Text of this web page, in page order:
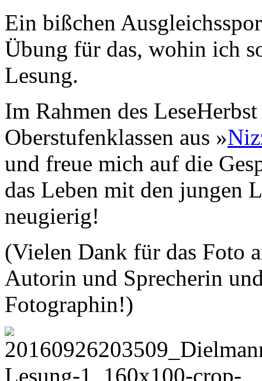
Ein bißchen
Übung für das, wohin ich
Lesung.
Im Rahmen des
Oberstufenklassen aus »
und freue mich auf die
das Leben mit den jungen
neugierig!
(Vielen Dank für das Foto
Autorin und Sprecherin
Fotographin!)